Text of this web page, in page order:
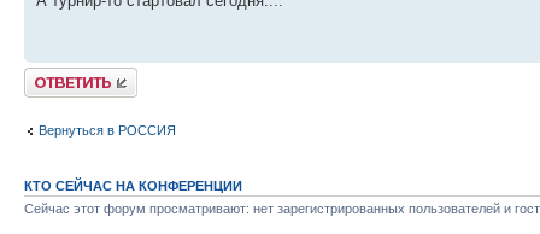
Ответить
Вернуться в РОССИЯ
КТО СЕЙЧАС НА КОНФЕРЕНЦИИ
Сейчас этот форум просматривают: нет зарегистрированных пользователей и